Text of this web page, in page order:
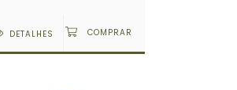
DETALHES